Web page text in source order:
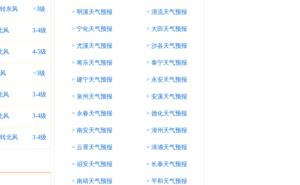
东风 <3级
风 3-4级
风 4-5级
<3级
风 3-4级
风 3-4级
北风 3-4级
> 明溪天气预报 > 清流天气预报
> 宁化天气预报 > 大田天气预报
> 尤溪天气预报 > 沙县天气预报
> 将乐天气预报 > 泰宁天气预报
> 建宁天气预报 > 永安天气预报
> 泉州天气预报 > 安溪天气预报
> 永春天气预报 > 德化天气预报
> 南安天气预报 > 漳州天气预报
> 云霄天气预报 > 漳浦天气预报
> 诏安天气预报 > 长泰天气预报
> 南靖天气预报 > 平和天气预报